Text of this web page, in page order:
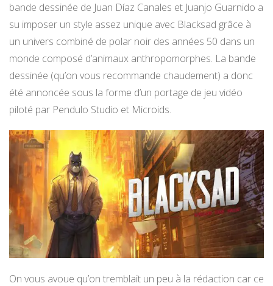
bande dessinée de Juan Díaz Canales et Juanjo Guarnido a
su imposer un style assez unique avec Blacksad grâce à
un univers combiné de polar noir des années 50 dans un
monde composé d’animaux anthropomorphes. La bande
dessinée (qu’on vous recommande chaudement) a donc
été annoncée sous la forme d’un portage de jeu vidéo
piloté par Pendulo Studio et Microids.
On vous avoue qu’on tremblait un peu à la rédaction car ce